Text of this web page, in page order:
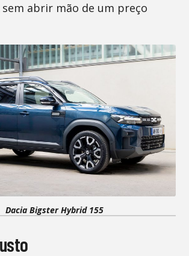
abrir mão de um preço
Dacia Bigster Hybrid 155